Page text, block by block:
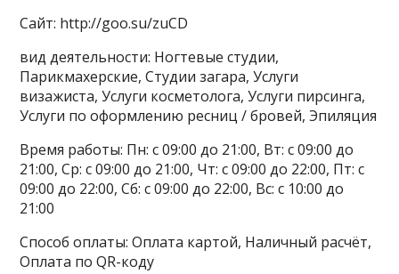
Сайт: http://goo.su/zuCD
вид деятельности: Ногтевые студии,
Парикмахерские, Студии загара, Услуги
визажиста, Услуги косметолога, Услуги пирсинга,
Услуги по оформлению ресниц / бровей, Эпиляция
Время работы: Пн: с 09:00 до 21:00, Вт: с 09:00 до
21:00, Ср: с 09:00 до 21:00, Чт: с 09:00 до 22:00, Пт: с
09:00 до 22:00, Сб: с 09:00 до 22:00, Вс: с 10:00 до
21:00
Способ оплаты: Оплата картой, Наличный расчёт,
Оплата по QR-коду